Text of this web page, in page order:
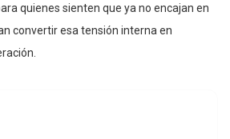
quienes sienten que ya no encajan en
convertir esa tensión interna en